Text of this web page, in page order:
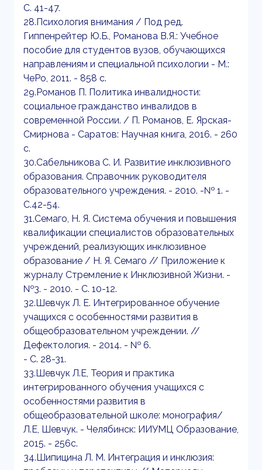
С. 41-47.
28.Психология внимания / Под ред.
Гиппенрейтер Ю.Б., Романова В.Я.: Учебное
пособие для студентов вузов, обучающихся
направлениям и специальной психологии - М.:
ЧеРо, 2011. - 858 с.
29.Романов П. Политика инвалидности:
социальное гражданство инвалидов в
современной России. / П. Романов, Е. Ярская-
Смирнова - Саратов: Научная книга, 2016. - 260
с.
30.Сабельникова C. И. Развитие инклюзивного
образования. Справочник руководителя
образовательного учреждения. - 2010. -№ 1. -
С.42-54.
31.Семаго, Н. Я. Система обучения и повышения
квалификации специалистов образовательных
учреждений, реализующих инклюзивное
образование / Н. Я. Семаго // Приложение к
журналу Стремление к Инклюзивной Жизни. -
№3. - 2010. - С. 10-12.
32.Шевчук Л. Е. Интегрированное обучение
учащихся с особенностями развития в
общеобразовательном учреждении. //
Дефектология. - 2014. - № 6.
- С. 28-31.
33.Шевчук Л.Е, Теория и практика
интегрированного обучения учащихся с
особенностями развития в
общеобразовательной школе: монография/
Л.Е, Шевчук. - Челябинск: ИИУМЦ Образование,
2015. - 256с.
34.Шипицина Л. М. Интеграция и инклюзия: